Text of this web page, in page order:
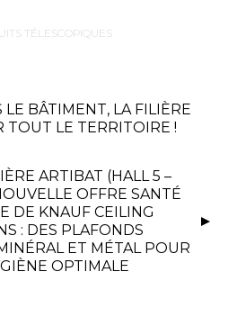
TÉLESCOPIQUES
LE BÂTIMENT, LA FILIÈRE
TOUT LE TERRITOIRE !
ARTIBAT (HALL 5 –
OFFRE SANTÉ
DE KNAUF CEILING
: DES PLAFONDS
ET MÉTAL POUR
OPTIMALE